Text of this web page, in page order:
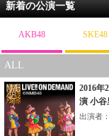
新着の公演一覧
AKB48 SKE48
ALL
2016年
演 小谷
出演者